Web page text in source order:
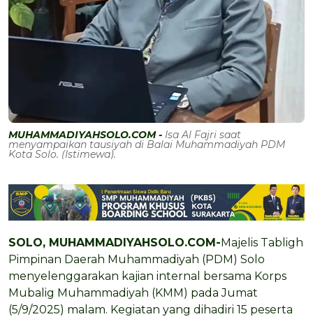
MUHAMMADIYAHSOLO.COM - Isa Al Fajri saat
menyampaikan tausiyah di Balai Muhammadiyah PDM
Kota Solo. (Istimewa).
SOLO, MUHAMMADIYAHSOLO.COM- Majelis Tabligh
Pimpinan Daerah Muhammadiyah (PDM) Solo
menyelenggarakan kajian internal bersama Korps
Mubalig Muhammadiyah (KMM) pada Jumat
(5/9/2025) malam. Kegiatan yang dihadiri 15 peserta